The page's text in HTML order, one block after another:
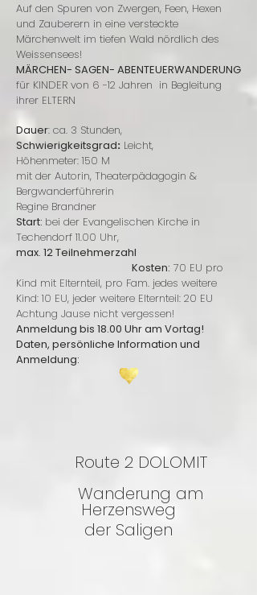
Auf den Spuren von Zwergen, Feen, Hexen
und Zauberern in eine versteckte
Märchenwelt im tiefen Wald nördlich des
Weissensees!
MÄRCHEN- SAGEN- ABENTEUERWANDERUNG
für KINDER von 6 -12 Jahren in Begleitung
ihrer ELTERN
Dauer: ca. 3 Stunden,
Schwierigkeitsgrad: Leicht,
Höhenmeter: 150 M
mit der Autorin, Theaterpädagogin &
Bergwanderführerin
Regine Brandner
Start: bei der Evangelischen Kirche in
Techendorf 11.00 Uhr,
max. 12 Teilnehmerzahl
Kosten: 70 EU pro
Kind mit Elternteil, pro Fam. jedes weitere
Kind: 10 EU, jeder weitere Elternteil: 20 EU
Achtung Jause nicht vergessen!
Anmeldung bis 18.00 Uhr am Vortag!
Daten, persönliche Information und
Anmeldung:
Route 2 DOLOMIT
Wanderung am
Herzensweg
der Saligen